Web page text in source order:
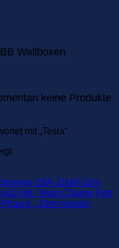
Wallboxen
keine Produkte
mit „Tesla“